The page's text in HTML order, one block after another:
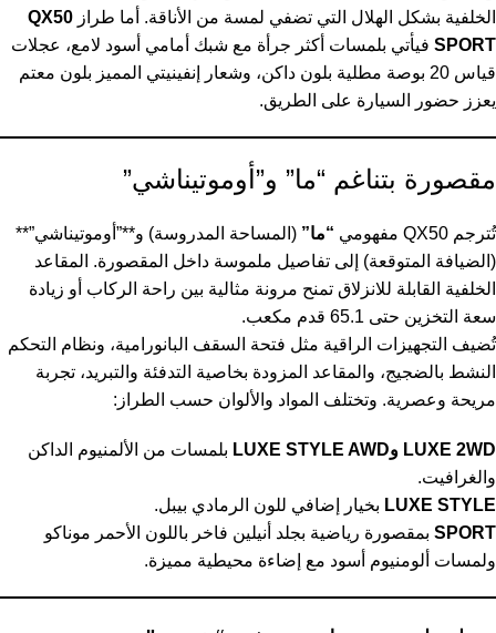
الخلفية بشكل الهلال التي تضفي لمسة من الأناقة. أما طراز QX50
SPORT فيأتي بلمسات أكثر جرأة مع شبك أمامي أسود لامع، عجلات
قياس 20 بوصة مطلية بلون داكن، وشعار إنفينيتي المميز بلون معتم
يعزز حضور السيارة على الطريق.
مقصورة بتناغم “ما” و”أوموتيناشي”
تُترجم QX50 مفهومي “ما” (المساحة المدروسة) و**”أوموتيناشي”**
(الضيافة المتوقعة) إلى تفاصيل ملموسة داخل المقصورة. المقاعد
الخلفية القابلة للانزلاق تمنح مرونة مثالية بين راحة الركاب أو زيادة
سعة التخزين حتى 65.1 قدم مكعب.
تُضيف التجهيزات الراقية مثل فتحة السقف البانورامية، ونظام التحكم
النشط بالضجيج، والمقاعد المزودة بخاصية التدفئة والتبريد، تجربة
مريحة وعصرية. وتختلف المواد والألوان حسب الطراز:
LUXE 2WD وLUXE STYLE AWD
بلمسات من الألمنيوم الداكن
والغرافيت.
LUXE STYLE بخيار إضافي للون الرمادي بيبل.
SPORT بمقصورة رياضية بجلد أنيلين فاخر باللون الأحمر موناكو
ولمسات ألومنيوم أسود مع إضاءة محيطية مميزة.